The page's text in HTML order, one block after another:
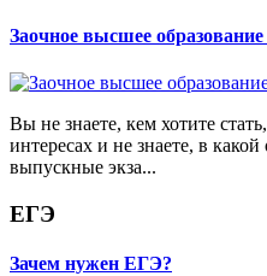
Заочное высшее
Вы не знаете, кем хотите
интересах и не знаете, в
выпускные экза...
ЕГЭ
Зачем нужен ЕГЭ?